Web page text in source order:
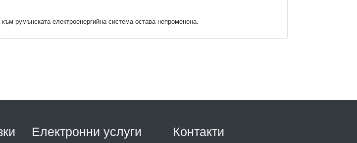
румънската електроенергийна система остава непроменена.
Електронни услуги Контакти